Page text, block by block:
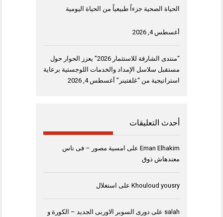
الحياة الصحية جزءاً طبيعياً من الحياة اليومية
أغسطس 4, 2026
“منتدى الشارقة للاستثمار 2026” يعزز الحوار حول
مستقبل سلاسل الإمداد والخدمات اللوجستية برعاية
استراتيجية من “غلفتينر” أغسطس 4, 2026
أحدث التعليقات
Eman Elhakim على امسية مصور – فى ناس
معندهاش ذوق
Khouloud yousry على استغلال
salah على دورى السوبر الاوربى الجديد – الكورة و